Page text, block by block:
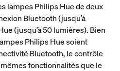
lampes Philips Hue de deux
Bluetooth (jusqu’à
(jusqu’à 50 lumières). Bien
Philips Hue soient
Bluetooth, le contrôle
fonctionnalités que le